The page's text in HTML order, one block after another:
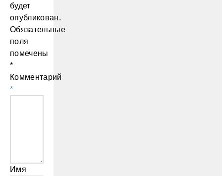
будет
опубликован.
Обязательные
поля
помечены
*
Комментарий
*
Имя